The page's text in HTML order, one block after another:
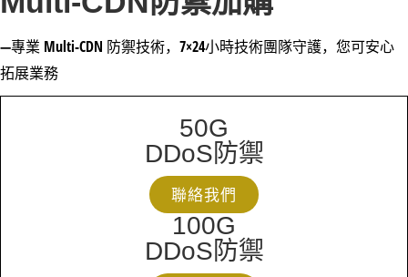
—專業 Multi-CDN 防禦技術，7×24小時技術團隊守護，您可安心
拓展業務
50G
DDoS防禦
聯絡我們
100G
DDoS防禦